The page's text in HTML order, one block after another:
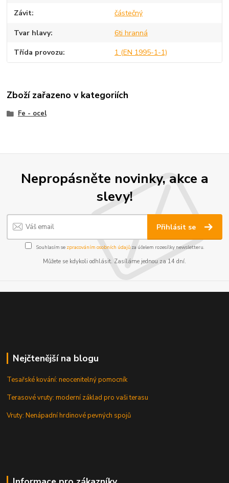
Závit částečný
Tvar hlavy 6ti hranná
Třída provozu 1 (EN 1995-1-1)
Zboží zařazeno v kategoriích
Fe - ocel
Nepropásněte novinky, akce a
slevy!
Přihlásit se
Souhlasím se zpracováním osobních údajůza účelem rozesílky newsletteru.
Můžete se kdykoli odhlásit. Zasíláme jednou za 14 dní.
Nejčtenější na blogu
Tesařské kování: neocenitelný pomocník
Terasové vruty: moderní základ pro vaši terasu
Vruty: Nenápadní hrdinové pevných spojů